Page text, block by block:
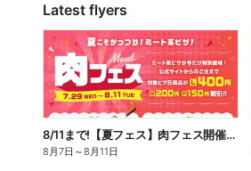
Latest flyers
8/11まで!【夏フェス】肉フェス開催中!
8月7日 ～8月11日